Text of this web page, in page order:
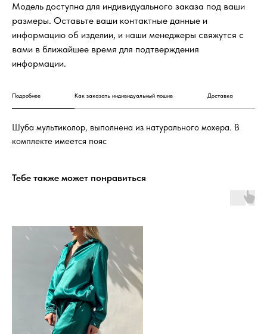
Модель доступна для индивидуального заказа под ваши
размеры. Оставьте ваши контактные данные и
информацию об изделии, и наши менеджеры свяжутся с
вами в ближайшее время для подтверждения
информации.
Подробнее Как заказать индивидуальный пошив Доставка
Шуба мультиколор, выполнена из натурального мохера. В
комплекте имеется пояс
Тебе также может понравиться